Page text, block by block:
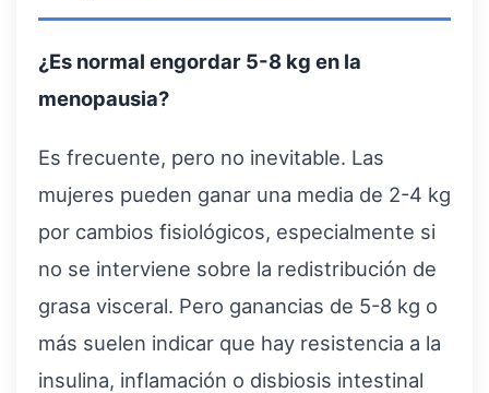
¿Es normal engordar 5-8 kg en la
menopausia?
Es frecuente, pero no inevitable. Las
mujeres pueden ganar una media de 2-4 kg
por cambios fisiológicos, especialmente si
no se interviene sobre la redistribución de
grasa visceral. Pero ganancias de 5-8 kg o
más suelen indicar que hay resistencia a la
insulina, inflamación o disbiosis intestinal